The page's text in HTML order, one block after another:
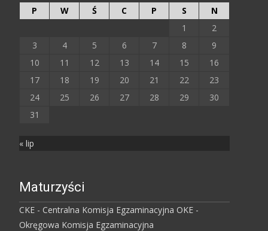
P
W Ś C P S
N
1
2
3
4 5 6 7 8
9
10
11 12 13 14 15
16
17
18 19 20 21 22
23
24
25 26 27 28 29
30
31
« lip
Maturzyści
CKE - Centralna Komisja Egzaminacyjna OKE -
Okręgowa Komisja Egzaminacyjna